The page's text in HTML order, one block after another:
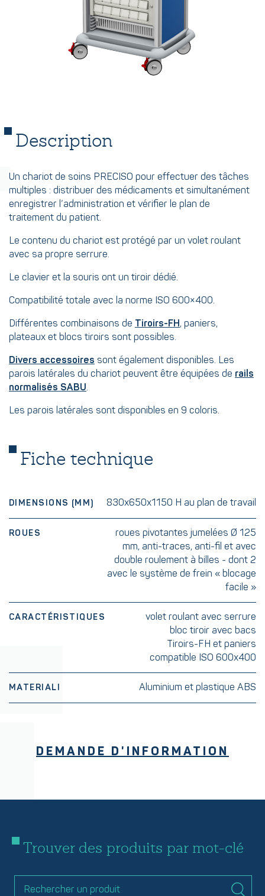
Description
Un chariot de soins PRECISO pour effectuer des tâches
multiples : distribuer des médicaments et simultanément
enregistrer l’administration et vérifier le plan de
traitement du patient.
Le contenu du chariot est protégé par un volet roulant
avec sa propre serrure.
Le clavier et la souris ont un tiroir dédié.
Compatibilité totale avec la norme ISO 600×400.
Différentes combinaisons de Tiroirs-FH, paniers,
plateaux et blocs tiroirs sont possibles.
Divers accessoires sont également disponibles. Les
parois latérales du chariot peuvent être équipées de rails
normalisés SABU.
Les parois latérales sont disponibles en 9 coloris.
Fiche technique
DIMENSIONS (MM) 830x650x1150 H au plan de travail
ROUES
roues pivotantes jumelées Ø 125
mm, anti-traces, anti-fil et avec
double roulement à billes - dont 2
avec le système de frein « blocage
facile »
CARACTÉRISTIQUES
volet roulant avec serrure
bloc tiroir avec bacs
Tiroirs-FH et paniers
compatible ISO 600x400
MATERIALI Aluminium et plastique ABS
DEMANDE D'INFORMATION
Trouver des produits par mot-clé